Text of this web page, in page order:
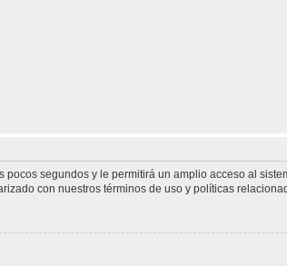
segundos y le permitirá un amplio acceso al
con nuestros términos de uso y políticas